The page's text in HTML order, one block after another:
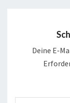
Deine E-